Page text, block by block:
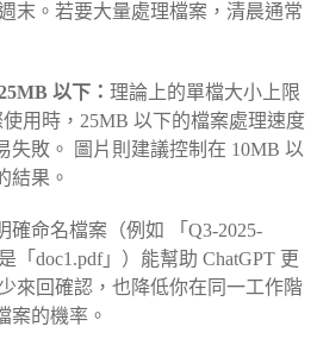
末。若要大量處理檔案，清晨通常
以下： 理論上的單檔大小上限
用時，25MB 以下的檔案處理速度
失敗。 圖片則建議控制在 10MB 以
結果。
確命名檔案（例如 「Q3-2025-
「doc1.pdf」）能幫助 ChatGPT 更
來回確認，也降低你在同一工作階
案的機率。